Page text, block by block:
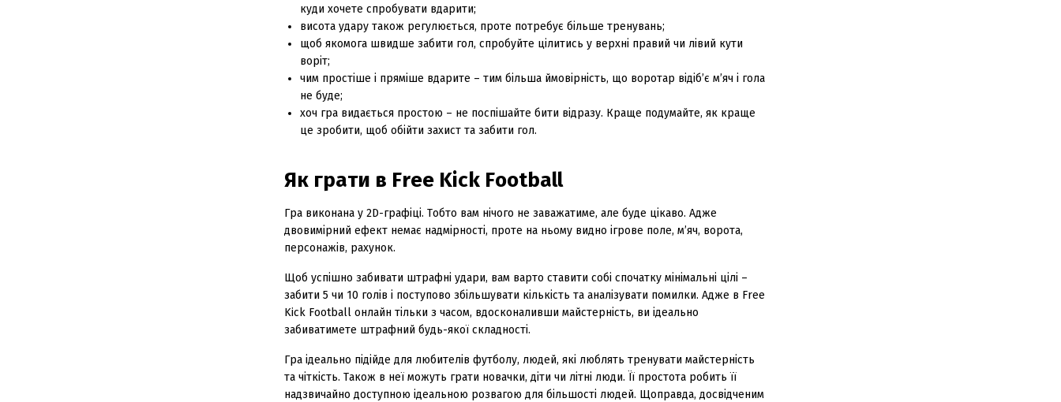
куди хочете спробувати вдарити;
висота удару також регулюється, проте потребує більше тренувань;
щоб якомога швидше забити гол, спробуйте цілитись у верхні правий чи лівий кути
воріт;
чим простіше і пряміше вдарите – тим більша ймовірність, що воротар відіб’є м’яч і гола
не буде;
хоч гра видається простою – не поспішайте бити відразу. Краще подумайте, як краще
це зробити, щоб обійти захист та забити гол.
Як грати в Free Kick Football
Гра виконана у 2D-графіці. Тобто вам нічого не заважатиме, але буде цікаво. Адже
двовимірний ефект немає надмірності, проте на ньому видно ігрове поле, м’яч, ворота,
персонажів, рахунок.
Щоб успішно забивати штрафні удари, вам варто ставити собі спочатку мінімальні цілі –
забити 5 чи 10 голів і поступово збільшувати кількість та аналізувати помилки. Адже в Free
Kick Football онлайн тільки з часом, вдосконаливши майстерність, ви ідеально
забиватимете штрафний будь-якої складності.
Гра ідеально підійде для любителів футболу, людей, які люблять тренувати майстерність
та чіткість. Також в неї можуть грати новачки, діти чи літні люди. Її простота робить її
надзвичайно доступною ідеальною розвагою для більшості людей. Щоправда, досвідченим